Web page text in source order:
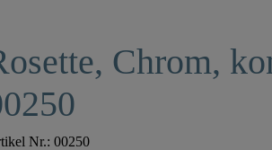
Chrom,
Nr.:00250